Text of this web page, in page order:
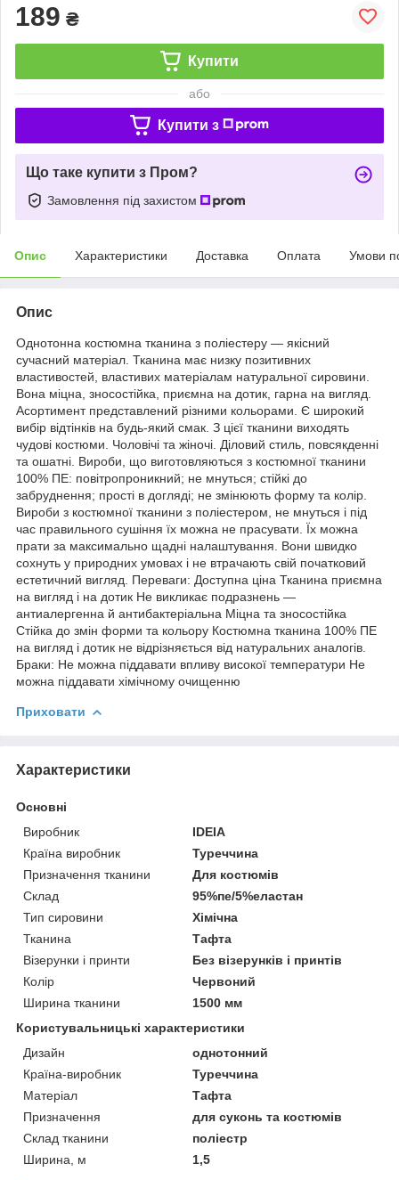
189 ₴
Купити
або
Купити з
Що таке купити з Пром?
Замовлення під захистом
Опис Характеристики Доставка Оплата Умови
Опис
Однотонна костюмна тканина з поліестеру — якісний
сучасний матеріал. Тканина має низку позитивних
властивостей, властивих матеріалам натуральної сировини.
Вона міцна, зносостійка, приємна на дотик, гарна на вигляд.
Асортимент представлений різними кольорами. Є широкий
вибір відтінків на будь-який смак. З цієї тканини виходять
чудові костюми. Чоловічі та жіночі. Діловий стиль, повсякденні
та ошатні. Вироби, що виготовляються з костюмної тканини
100% ПЕ: повітропроникний; не мнуться; стійкі до
забруднення; прості в догляді; не змінюють форму та колір.
Вироби з костюмної тканини з поліестером, не мнуться і під
час правильного сушіння їх можна не прасувати. Їх можна
прати за максимально щадні налаштування. Вони швидко
сохнуть у природних умовах і не втрачають свій початковий
естетичний вигляд. Переваги: Доступна ціна Тканина приємна
на вигляд і на дотик Не викликає подразнень —
антиалергенна й антибактеріальна Міцна та зносостійка
Стійка до змін форми та кольору Костюмна тканина 100% ПЕ
на вигляд і дотик не відрізняється від натуральних аналогів.
Браки: Не можна піддавати впливу високої температури Не
можна піддавати хімічному очищенню
Приховати
Характеристики
Основні
Виробник
IDEIA
Країна виробник
Туреччина
Призначення тканини
Для костюмів
Склад
95%пе/5%еластан
Тип сировини
Хімічна
Тканина
Тафта
Візерунки і принти
Без візерунків і принтів
Колір
Червоний
Ширина тканини
1500 мм
Користувальницькі характеристики
Дизайн
однотонний
Країна-виробник
Туреччина
Матеріал
Тафта
Призначення
для суконь та костюмів
Склад тканини
поліестр
Ширина, м
1,5